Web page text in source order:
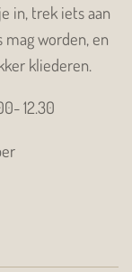
in, trek iets aan
mag worden, en
kliederen.
12.30